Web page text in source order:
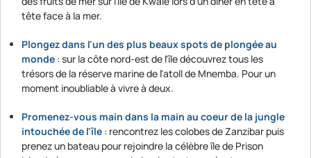
tête face à la mer.
Plongez dans l'un des plus beaux spots de plongée au
monde : sur la côte nord-est de l'île découvrez tous les
trésors de la réserve marine de l'atoll de Mnemba. Pour un
moment inoubliable à vivre à deux.
Promenez-vous main dans la main au coeur de la jungle
intouchée de l'île : rencontrez les colobes de Zanzibar puis
prenez un bateau pour rejoindre la célèbre île de Prison